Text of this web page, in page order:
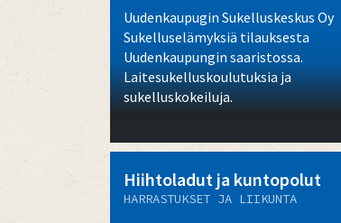
Uudenkaupugin Sukelluskeskus Oy
Sukelluselämyksiä tilauksesta
Uudenkaupungin saaristossa.
Laitesukelluskoulutuksia ja
sukelluskokeiluja.
Hiihtoladut ja kuntopolut
HARRASTUKSET JA LIIKUNTA